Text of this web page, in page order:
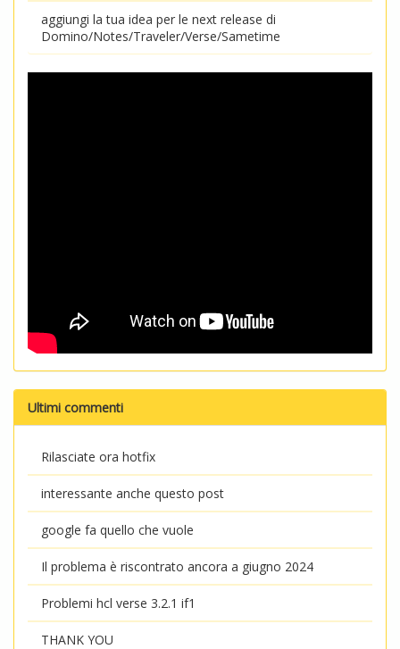
aggiungi la tua idea per le next release di
Domino/Notes/Traveler/Verse/Sametime
Ultimi commenti
Rilasciate ora hotfix
interessante anche questo post
google fa quello che vuole
Il problema è riscontrato ancora a giugno 2024
Problemi hcl verse 3.2.1 if1
THANK YOU